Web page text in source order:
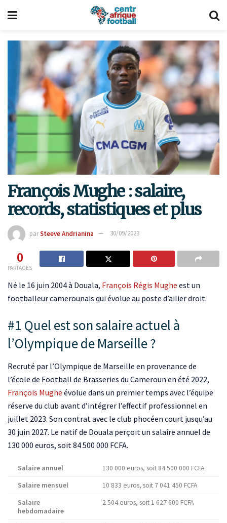
François Mughe : salaire,
records, statistiques et plus
parSteeve Andrianina 30/09/2023
0
PARTAGES
Né le 16 juin 2004 à Douala, François Régis Mughe est un
footballeur camerounais qui évolue au poste d’ailier droit.
#1 Quel est son salaire actuel à
l’Olympique de Marseille ?
Recruté par l’Olympique de Marseille en provenance de
l’école de Football de Brasseries du Cameroun en été 2022,
François Mughe évolue dans un premier temps avec l’équipe
réserve du club avant d’intégrer l’effectif professionnel en
juillet 2023. Son contrat avec le club phocéen court jusqu’au
30 juin 2027. Le natif de Douala perçoit un salaire annuel de
130 000 euros, soit 84 500 000 FCFA.
Salaire annuel
130 000 euros, soit 84 500 000 FCFA
Salaire mensuel
10 833 euros, soit 7 041 450 FCFA
Salaire
hebdomadaire
2 504 euros, soit 1 627 600 FCFA